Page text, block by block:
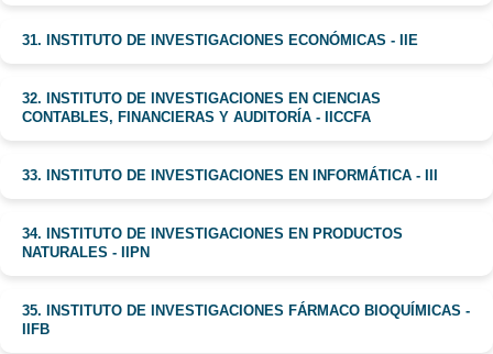
31. INSTITUTO DE INVESTIGACIONES ECONÓMICAS - IIE
32. INSTITUTO DE INVESTIGACIONES EN CIENCIAS
CONTABLES, FINANCIERAS Y AUDITORÍA - IICCFA
33. INSTITUTO DE INVESTIGACIONES EN INFORMÁTICA - III
34. INSTITUTO DE INVESTIGACIONES EN PRODUCTOS
NATURALES - IIPN
35. INSTITUTO DE INVESTIGACIONES FÁRMACO BIOQUÍMICAS -
IIFB